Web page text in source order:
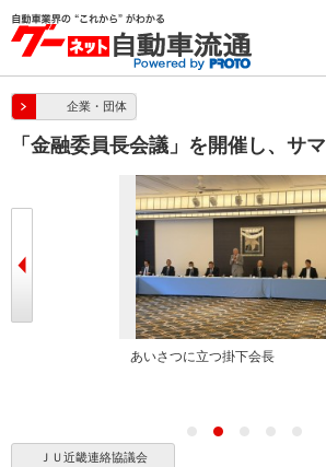
企業・団体
「金融委員長会議」を開催し、サ
あいさつに立つ掛下会長
ＪＵ近畿連絡協議会